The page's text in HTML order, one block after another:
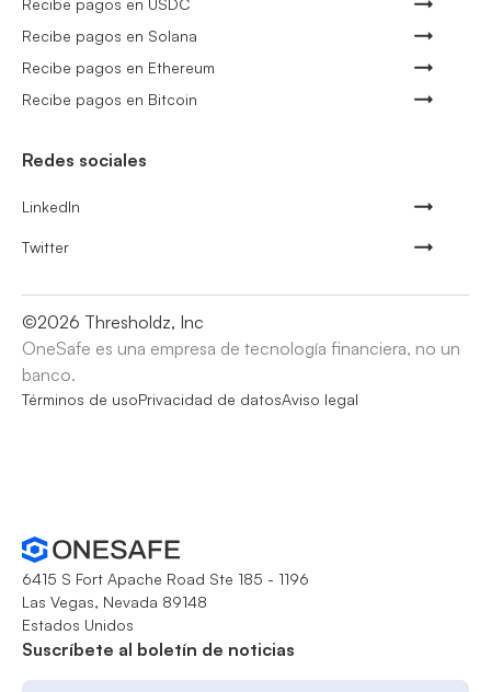
Recibe pagos en USDC
Recibe pagos en Solana
Recibe pagos en Ethereum
Recibe pagos en Bitcoin
Redes sociales
LinkedIn
Twitter
©2026 Thresholdz, Inc
OneSafe es una empresa de tecnología financiera, no un
banco.
Términos de usoPrivacidad de datosAviso legal
6415 S Fort Apache Road Ste 185 - 1196
Las Vegas, Nevada 89148
Estados Unidos
Suscríbete al boletín de noticias